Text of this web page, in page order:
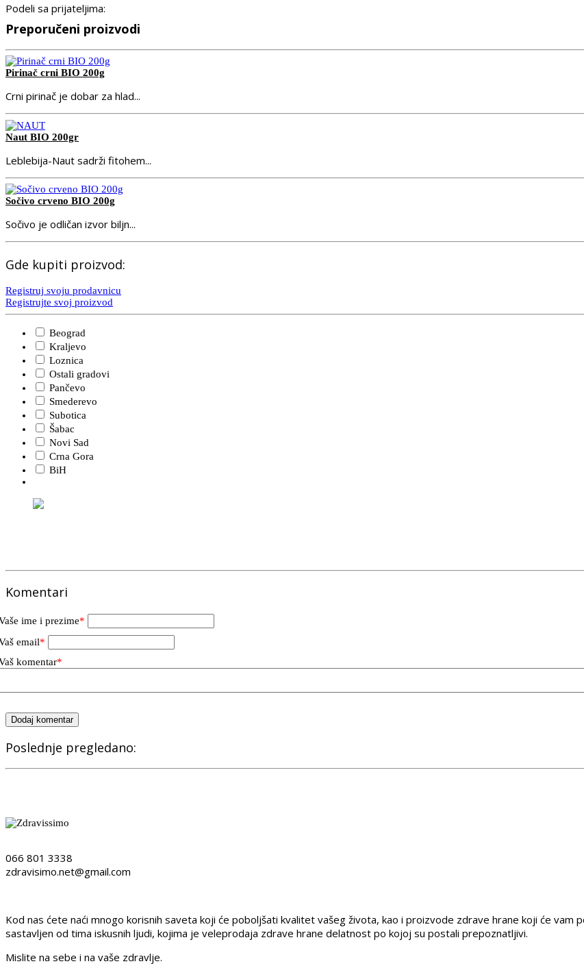
Podeli sa prijateljima:
Preporučeni proizvodi
Pirinač crni BIO 200g
Crni pirinač je dobar za hlad...
Naut BIO 200gr
Leblebija-Naut sadrži fitohem...
Sočivo crveno BIO 200g
Sočivo je odličan izvor biljn...
Gde kupiti proizvod:
Registruj svoju prodavnicu
Registrujte svoj proizvod
Beograd
Kraljevo
Loznica
Ostali gradovi
Pančevo
Smederevo
Subotica
Šabac
Novi Sad
Crna Gora
BiH
Komentari
ime i prezime*
email*
komentar*
Dodaj komentar
Poslednje pregledano:
066 801 3338
zdravisimo.net@gmail.com
Kod nas ćete naći mnogo korisnih saveta koji će poboljšati kvalitet vašeg života, kao i proizvode zdrave hrane koji će vam
sastavljen od tima iskusnih ljudi, kojima je veleprodaja zdrave hrane delatnost po kojoj su postali prepoznatljivi.
Mislite na sebe i na vaše zdravlje.